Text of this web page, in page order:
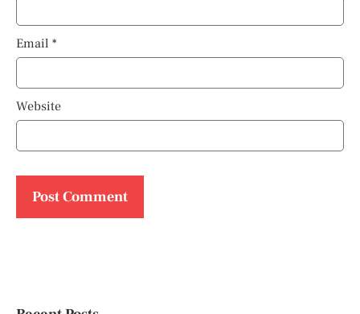
Email *
Website